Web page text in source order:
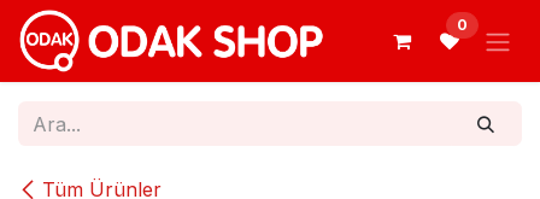
İçereği Atla
0
Tüm Ürünler